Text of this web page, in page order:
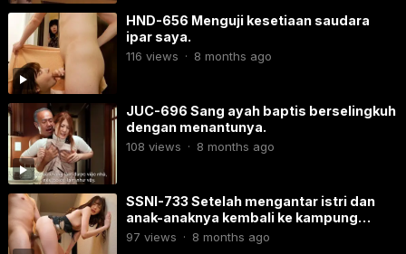
HND-656​ Menguji kesetiaan saudara
ipar saya.
116 views · 8 months ago
JUC-696 Sang ayah baptis berselingkuh
dengan menantunya.
108 views · 8 months ago
SSNI-733 Setelah mengantar istri dan
anak-anaknya kembali ke kampung
halamannya, sang suami pergi berlibur
97 views · 8 months ago